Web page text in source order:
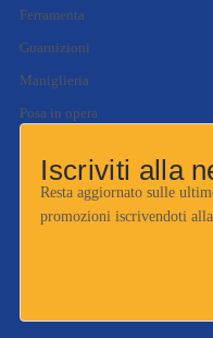
Ferramenta
Guarnizioni
Maniglieria
Posa in opera
Iscriviti alla
Resta aggiornato sulle
promozioni iscrivendoti